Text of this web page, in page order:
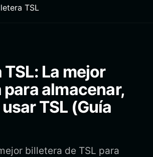
TSL
La mejor
almacenar,
TSL (Guía
billetera de TSL para